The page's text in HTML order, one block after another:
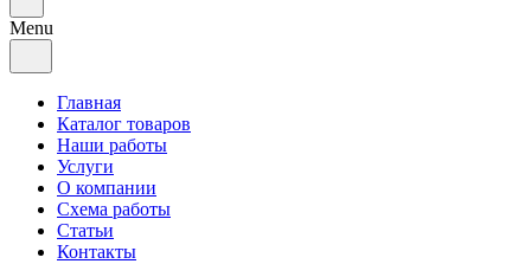
Menu
Главная
Каталог товаров
Наши работы
Услуги
О компании
Схема работы
Статьи
Контакты